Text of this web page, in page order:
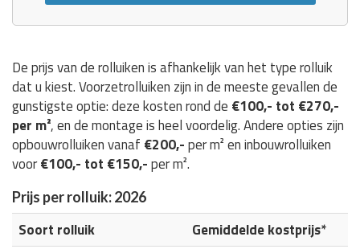
De prijs van de rolluiken is afhankelijk van het type rolluik
dat u kiest. Voorzetrolluiken zijn in de meeste gevallen de
gunstigste optie: deze kosten rond de €100,- tot €270,-
per m², en de montage is heel voordelig. Andere opties zijn
opbouwrolluiken vanaf €200,-per m² en inbouwrolluiken
voor€100,- tot €150,-per m².
Prijs per rolluik: 2026
Soort rolluik
Gemiddelde kostprijs*